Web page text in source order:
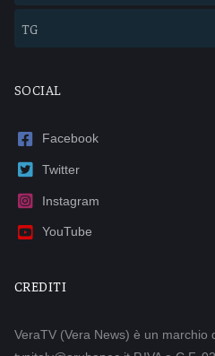
TG
SOCIAL
Facebook
Twitter
Instagram
YouTube
CREDITI
VeraTV (Vera News) è un marchio